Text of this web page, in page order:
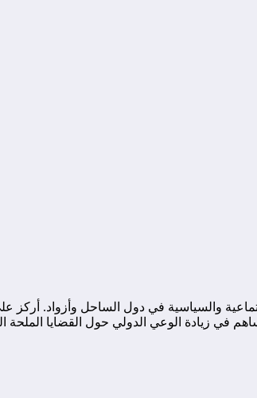
والسياسية في دول الساحل وأزواد. أركز
زيادة الوعي الدولي حول القضايا الملحة